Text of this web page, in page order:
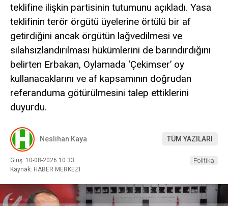
teklifine ilişkin partisinin tutumunu açıkladı. Yasa
teklifinin terör örgütü üyelerine örtülü bir af
getirdiğini ancak örgütün lağvedilmesi ve
silahsızlandırılması hükümlerini de barındırdığını
belirten Erbakan, Oylamada ‘Çekimser’ oy
kullanacaklarını ve af kapsamının doğrudan
referanduma götürülmesini talep ettiklerini
duyurdu.
Neslihan Kaya TÜM YAZILARI
Giriş: 10-08-2026 10:33
Kaynak: HABER MERKEZI
Politika